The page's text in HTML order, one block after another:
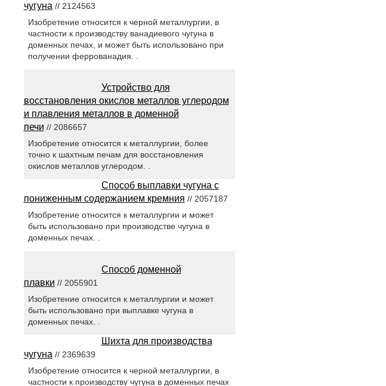
чугуна // 2124563
Изобретение относится к черной металлургии, в
частности к производству ванадиевого чугуна в
доменных печах, и может быть использовано при
получении феррованадия. .
Устройство для
восстановления окислов металлов углеродом
и плавления металлов в доменной
печи // 2086657
Изобретение относится к металлургии, более
точно к шахтным печам для восстановления
окислов металлов углеродом. .
Способ выплавки чугуна с
пониженным содержанием кремния // 2057187
Изобретение относится к металлургии и может
быть использовано при производстве чугуна в
доменных печах. .
Способ доменной
плавки // 2055901
Изобретение относится к металлургии и может
быть использовано при выплавке чугуна в
доменных печах. .
Шихта для производства
чугуна // 2369639
Изобретение относится к черной металлургии, в
частности к производству чугуна в доменных печах